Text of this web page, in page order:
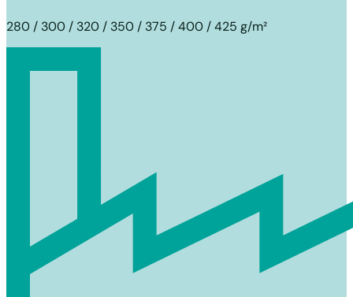
280 / 300 / 320 / 350 / 375 / 400 / 425 g/m²